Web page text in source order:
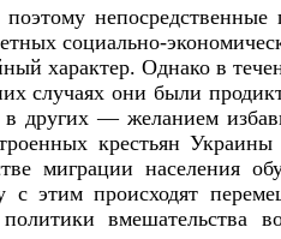
социально-
характер. Однако в
случаях они были
— желанием
крестьян
миграции населения
с этим происходят
вмешательства